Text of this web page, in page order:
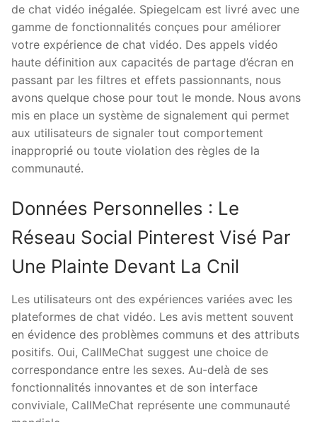
de chat vidéo inégalée. Spiegelcam est livré avec une
gamme de fonctionnalités conçues pour améliorer
votre expérience de chat vidéo. Des appels vidéo
haute définition aux capacités de partage d’écran en
passant par les filtres et effets passionnants, nous
avons quelque chose pour tout le monde. Nous avons
mis en place un système de signalement qui permet
aux utilisateurs de signaler tout comportement
inapproprié ou toute violation des règles de la
communauté.
Données Personnelles : Le
Réseau Social Pinterest Visé Par
Une Plainte Devant La Cnil
Les utilisateurs ont des expériences variées avec les
plateformes de chat vidéo. Les avis mettent souvent
en évidence des problèmes communs et des attributs
positifs. Oui, CallMeChat suggest une choice de
correspondance entre les sexes. Au-delà de ses
fonctionnalités innovantes et de son interface
conviviale, CallMeChat représente une communauté